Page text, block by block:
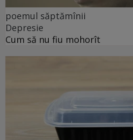
poemul săptămînii
Depresie
Cum să nu fiu mohorît